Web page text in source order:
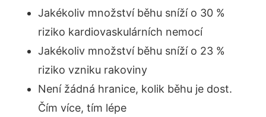
Jakékoliv množství běhu sníží o 30 %
riziko kardiovaskulárních nemocí
Jakékoliv množství běhu sníží o 23 %
riziko vzniku rakoviny
Není žádná hranice, kolik běhu je dost.
Čím více, tím lépe